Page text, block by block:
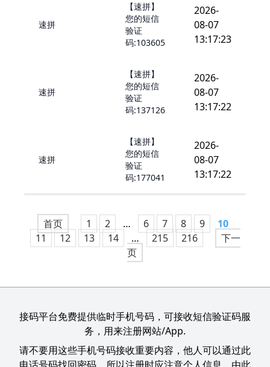
速拼
【速拼】
您的短信
验证
码:103605
2026-
08-07
13:17:23
速拼
【速拼】
您的短信
验证
码:137126
2026-
08-07
13:17:22
速拼
【速拼】
您的短信
验证
码:177041
2026-
08-07
13:17:22
首页 1 2 … 6 7 8 9
10
11
12 13 14 … 215 216
下一
页
接码平台免费提供临时手机号码，可接收短信验证码服
务，用来注册网站/App.
请不要用这些手机号码接收重要内容，他人可以通过此
电话号码找回密码，所以注册时应注意个人信息，由此